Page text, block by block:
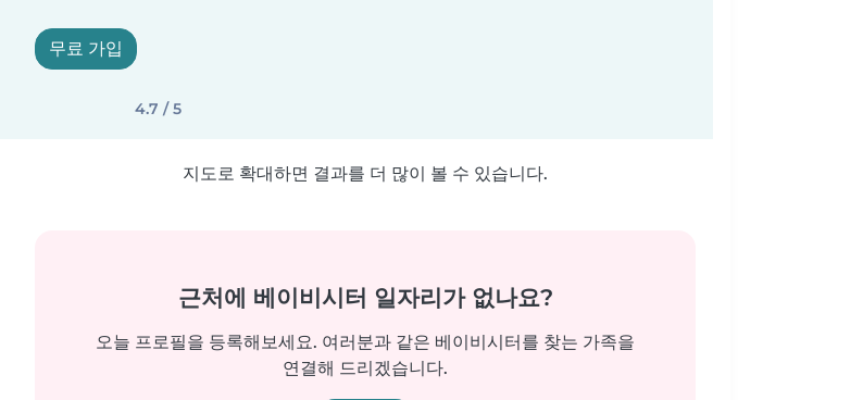
무료 가입
4.7 / 5
지도로 확대하면 결과를 더 많이 볼 수 있습니다.
근처에 베이비시터 일자리가 없나요?
오늘 프로필을 등록해보세요. 여러분과 같은 베이비시터를 찾는 가족을
연결해 드리겠습니다.